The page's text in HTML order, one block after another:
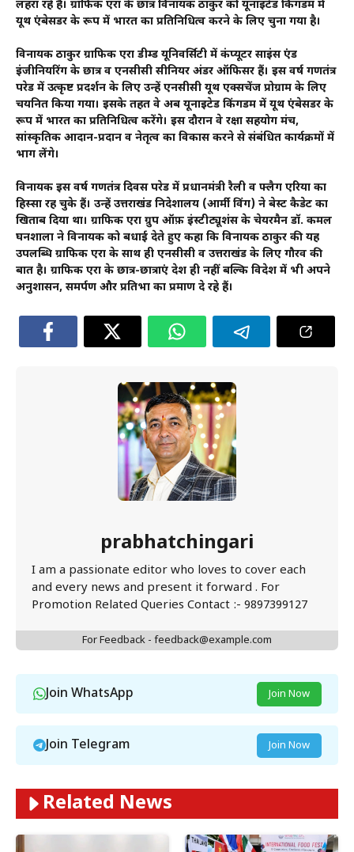
लहरा रहे हैं। ग्राफिक एरा के छात्र विनायक ठाकुर को यूनाइटेड किंगडम में
यूथ एंबेसडर के रूप में भारत का प्रतिनिधित्व करने के लिए चुना गया है।
विनायक ठाकुर ग्राफिक एरा डीम्ड यूनिवर्सिटी में कंप्यूटर साइंस एंड
इंजीनियरिंग के छात्र व एनसीसी सीनियर अंडर ऑफिसर हैं। इस वर्ष गणतंत्र
परेड में उत्कृष्ट प्रदर्शन के लिए उन्हें एनसीसी यूथ एक्सचेंज प्रोग्राम के लिए
चयनित किया गया। इसके तहत वे अब यूनाइटेड किंगडम में यूथ एंबेसडर के
रूप में भारत का प्रतिनिधित्व करेंगे। इस दौरान वे रक्षा सहयोग मंच,
सांस्कृतिक आदान-प्रदान व नेतृत्व का विकास करने से संबंधित कार्यक्रमों में
भाग लेंगे।
विनायक इस वर्ष गणतंत्र दिवस परेड में प्रधानमंत्री रैली व फ्लैग एरिया का
हिस्सा रह चुके हैं। उन्हें उत्तराखंड निदेशालय (आर्मी विंग) ने बेस्ट कैडेट का
खिताब दिया था। ग्राफिक एरा ग्रुप ऑफ़ इंस्टीट्यूशंस के चेयरमैन डॉ. कमल
घनशाला ने विनायक को बधाई देते हुए कहा कि विनायक ठाकुर की यह
उपलब्धि ग्राफिक एरा के साथ ही एनसीसी व उत्तराखंड के लिए गौरव की
बात है। ग्राफिक एरा के छात्र-छात्राएं देश ही नहीं बल्कि विदेश में भी अपने
अनुशासन, समर्पण और प्रतिभा का प्रमाण दे रहे हैं।
prabhatchingari
I am a passionate editor who loves to cover each
and every news and present it forward . For
Promotion Related Queries Contact :- 9897399127
For Feedback - feedback@example.com
Join WhatsApp Join Now
Join Telegram Join Now
Related News